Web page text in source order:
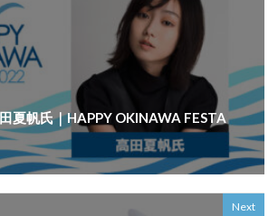
夏帆氏｜HAPPY OKINAWA FESTA
Next